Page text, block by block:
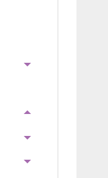
TOGGLE MENU
TOGGLE MENU
TOGGLE MENU
TOGGLE MENU